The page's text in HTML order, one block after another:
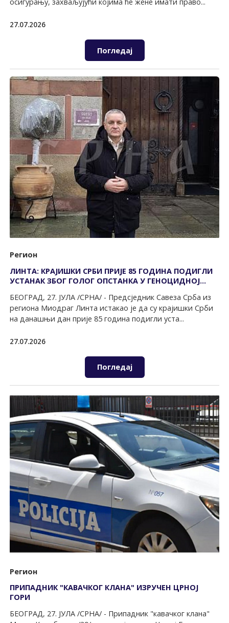
27.07.2026
Погледај
Регион
ЛИНТА: КРАЈИШКИ СРБИ ПРИЈЕ 85 ГОДИНА ПОДИГЛИ
УСТАНАК ЗБОГ ГОЛОГ ОПСТАНКА У ГЕНОЦИДНОЈ
БЕОГРАД, 27. ЈУЛА /СРНА/ - Предсједник Савеза Срба из
региона Миодраг Линта истакао је да су крајишки Срби
на данашњи дан прије 85 година подигли уста...
27.07.2026
Погледај
Регион
ПРИПАДНИК "КАВАЧКОГ КЛАНА" ИЗРУЧЕН ЦРНОЈ
ГОРИ
БЕОГРАД, 27. ЈУЛА /СРНА/ - Припадник "кавачког клана"